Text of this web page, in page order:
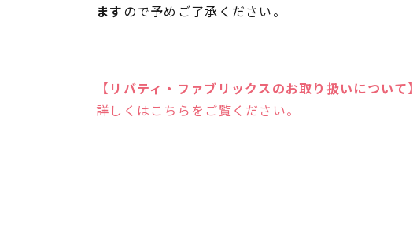
ますので予めご了承ください。
【リバティ・ファブリックスのお取り扱いについて】
詳しくはこちらをご覧ください。